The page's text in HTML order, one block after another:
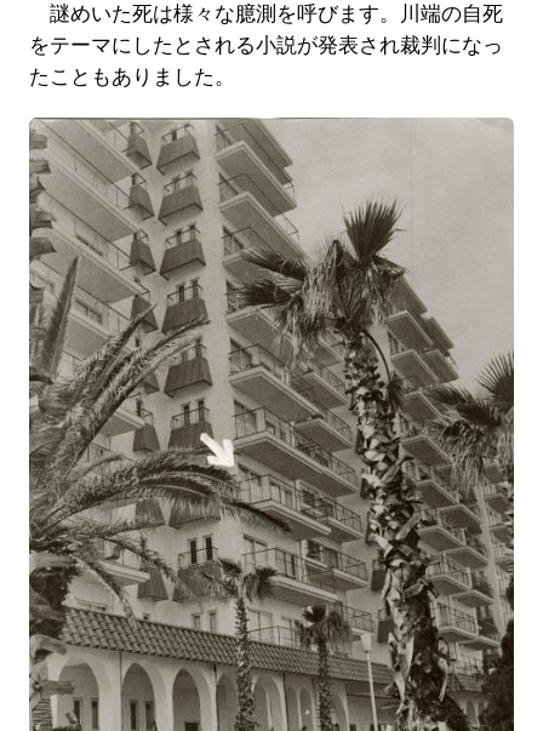
謎めいた死は様々な臆測を呼びます。川端の自死
をテーマにしたとされる小説が発表され裁判になっ
たこともありました。